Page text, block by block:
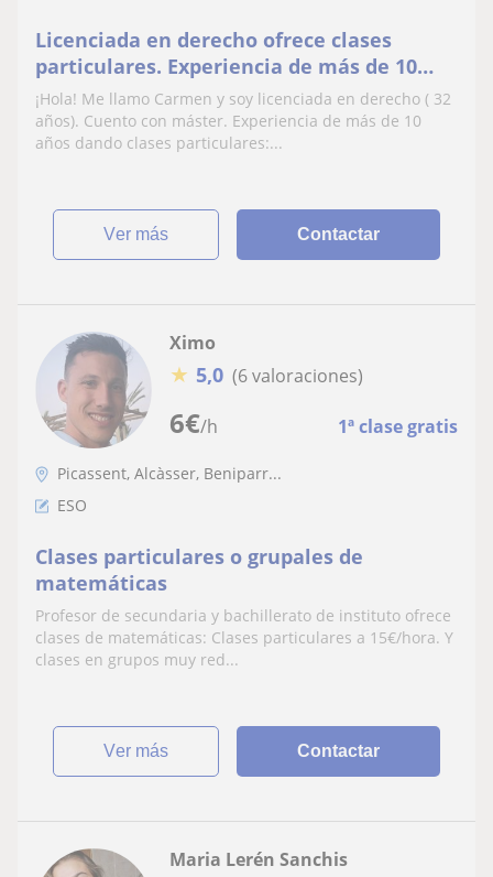
Licenciada en derecho ofrece clases
particulares. Experiencia de más de 10
años
¡Hola! Me llamo Carmen y soy licenciada en derecho ( 32
años). Cuento con máster. Experiencia de más de 10
años dando clases particulares:...
ver más Contactar
6€/h 1ª clase gratis
Ximo
★ 5,0 (6 valoraciones)
Picassent, Alcàsser, Beniparr...
ESO
Clases particulares o grupales de
matemáticas
Profesor de secundaria y bachillerato de instituto ofrece
clases de matemáticas: Clases particulares a 15€/hora. Y
clases en grupos muy red...
ver más Contactar
Maria Lerén Sanchis